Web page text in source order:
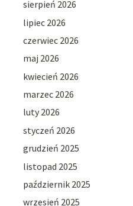
sierpień 2026
lipiec 2026
czerwiec 2026
maj 2026
kwiecień 2026
marzec 2026
luty 2026
styczeń 2026
grudzień 2025
listopad 2025
październik 2025
wrzesień 2025